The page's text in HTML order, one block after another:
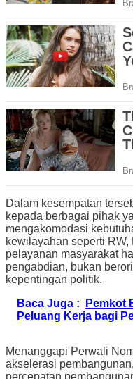
Dalam kesempatan
kepada berbagai pihak
mengakomodasi
kewilayahan seperti RW,
pelayanan masyarakat
pengabdian, bukan
kepentingan politik.
Baca Juga :
Pemkot
Peluang Kerja bagi
Menanggapi Perwali
akselerasi
percepatan